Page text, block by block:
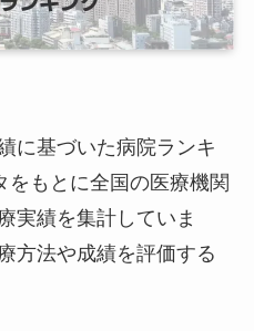
に基づいた病院ランキ
をもとに全国の医療機関
実績を集計していま
方法や成績を評価する